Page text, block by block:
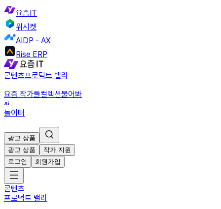
요즘IT
위시켓
AIDP - AX
Rise ERP
콘텐츠프로덕트 밸리
요즘 작가들컬렉션물어봐
놀이터
광고 상품
광고 상품
작가 지원
로그인
회원가입
콘텐츠
프로덕트 밸리